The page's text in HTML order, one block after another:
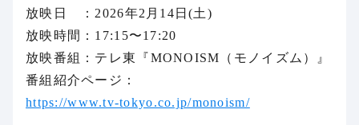
放映日 ：2026年2月14日(土)
放映時間：17:15〜17:20
放映番組：テレ東『MONOISM（モノイズム）』
番組紹介ページ：
https://www.tv-tokyo.co.jp/monoism/